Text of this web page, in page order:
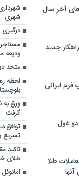
آخر سال
جدید
ایرانی
دو غول
طلا
شهری
ودیعه
متحد
لحظه
ورق به
گرفت
توافق
تسریع
تاکید
طلای